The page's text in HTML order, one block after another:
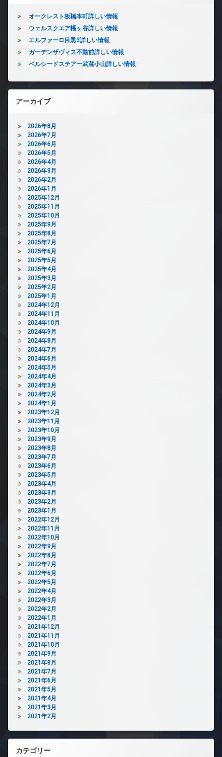
オークレスト板橋本町詳しい情報
ウェルスクエア幡ヶ谷詳しい情報
エルファーロ目黒3詳しい情報
ガーデンザヴィス不動前詳しい情報
ベルシードステアー武蔵小山詳しい情報
アーカイブ
2026年8月
2026年7月
2026年6月
2026年5月
2026年4月
2026年3月
2026年2月
2026年1月
2025年12月
2025年11月
2025年10月
2025年9月
2025年8月
2025年7月
2025年6月
2025年5月
2025年4月
2025年3月
2025年2月
2025年1月
2024年12月
2024年11月
2024年10月
2024年9月
2024年8月
2024年7月
2024年6月
2024年5月
2024年4月
2024年3月
2024年2月
2024年1月
2023年12月
2023年11月
2023年10月
2023年9月
2023年8月
2023年7月
2023年6月
2023年5月
2023年4月
2023年3月
2023年2月
2023年1月
2022年12月
2022年11月
2022年10月
2022年9月
2022年8月
2022年7月
2022年6月
2022年5月
2022年4月
2022年3月
2022年2月
2022年1月
2021年12月
2021年11月
2021年10月
2021年9月
2021年8月
2021年7月
2021年6月
2021年5月
2021年4月
2021年3月
2021年2月
カテゴリー